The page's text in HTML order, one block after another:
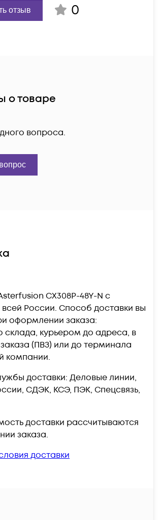
отзыв 0
о товаре
вопроса.
CX308P-48Y-N c
России. Способ доставки вы
оформлении заказа:
склада, курьером до адреса, в
(ПВЗ) или до терминала
компании.
доставки: Деловые линии,
СДЭК, КСЭ, ПЭК, Спецсвязь,
доставки рассчитываются
заказа.
доставки